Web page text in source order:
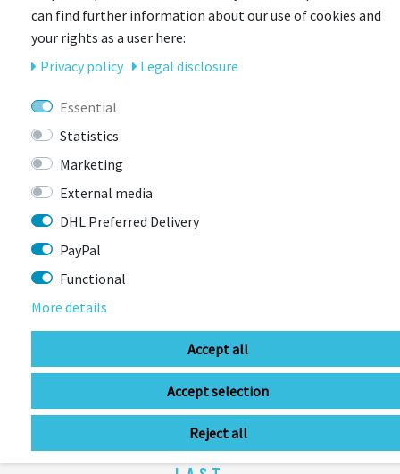
SPEEDairo 2 Rennrad-Fahrradhelm
aufwändige Doppelschalen-Konstruktion für mehr
hervorragende Passform durch AIRfit Technik
beste Aerodynamik
überarbeitetes Design
Casco-Loc zum einhändigen Verschließen und Öffnen
unterschiedliche Größen für perfekte Passform
can find further information about our use of cookies and
your rights as a user here:
Privacy policy
Legal disclosure
Essential
Statistics
Marketing
External media
DHL Preferred Delivery
PayPal
Functional
More details
Accept all
Accept selection
Reject all